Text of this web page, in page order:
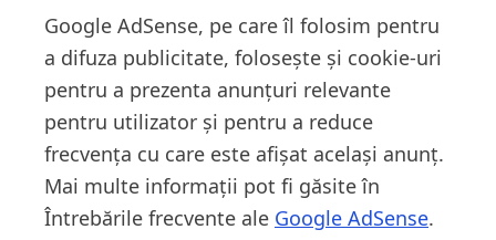
Google AdSense, pe care îl folosim pentru
a difuza publicitate, folosește și cookie-uri
pentru a prezenta anunțuri relevante
pentru utilizator și pentru a reduce
frecvența cu care este afișat același anunț.
Mai multe informații pot fi găsite în
Întrebările frecvente ale Google AdSense.